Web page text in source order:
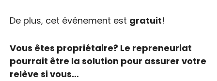
De plus, cet événement est gratuit!
Vous êtes propriétaire? Le repreneuriat
pourrait être la solution pour assurer votre
relève si vous…